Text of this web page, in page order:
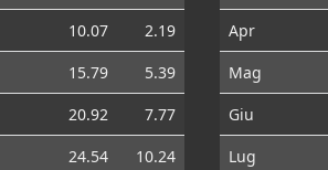
10.07
2.19
15.79
5.39
20.92
7.77
24.54
10.24
Apr
Mag
Giu
Lug